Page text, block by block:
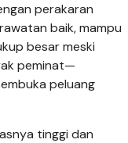
perakaran
baik, mampu
besar meski
peminat—
peluang
tinggi dan